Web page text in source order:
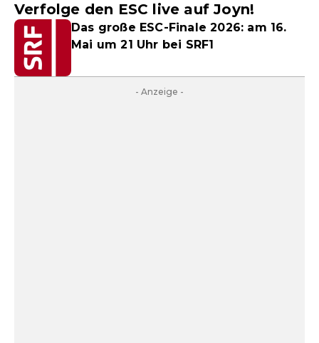
Verfolge den ESC live auf Joyn!
Das große ESC-Finale 2026: am 16.
Mai um 21 Uhr bei SRF1
- Anzeige -